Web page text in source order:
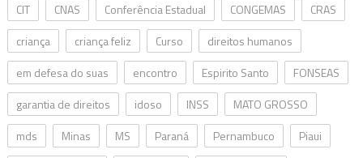
CIT
CNAS Conferência Estadual CONGEMAS
CRAS
criança
criança feliz Curso
direitos humanos
em defesa do suas
encontro Espirito Santo
FONSEAS
garantia de direitos
idoso INSS
MATO GROSSO
mds
Minas MS Paraná Pernambuco
Piaui